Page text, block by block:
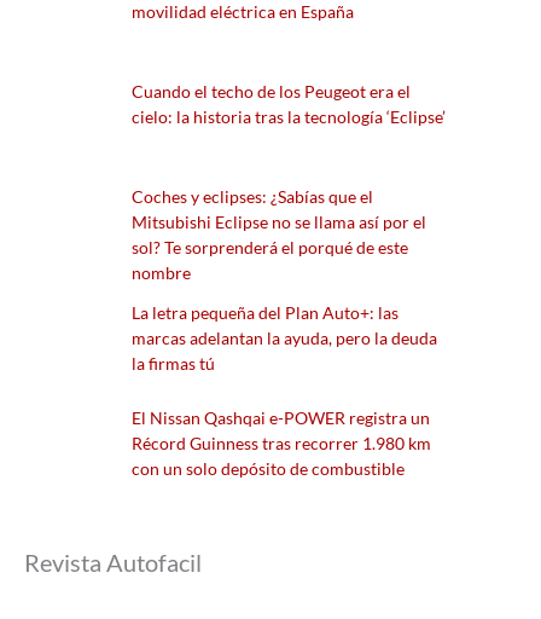
movilidad eléctrica en España
Cuando el techo de los Peugeot era el
cielo: la historia tras la tecnología ‘Eclipse’
Coches y eclipses: ¿Sabías que el
Mitsubishi Eclipse no se llama así por el
sol? Te sorprenderá el porqué de este
nombre
La letra pequeña del Plan Auto+: las
marcas adelantan la ayuda, pero la deuda
la firmas tú
El Nissan Qashqai e-POWER registra un
Récord Guinness tras recorrer 1.980 km
con un solo depósito de combustible
Revista Autofacil